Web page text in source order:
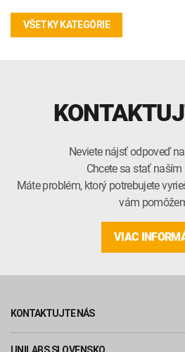
VŠETKY KATEGÓRIE
Neviete nájsť odpoveď
Chcete sa stať
Máte problém, ktorý potrebujete
vám
VIAC
KONTAKTUJTE NÁS
UNILABS SLOVENSKO